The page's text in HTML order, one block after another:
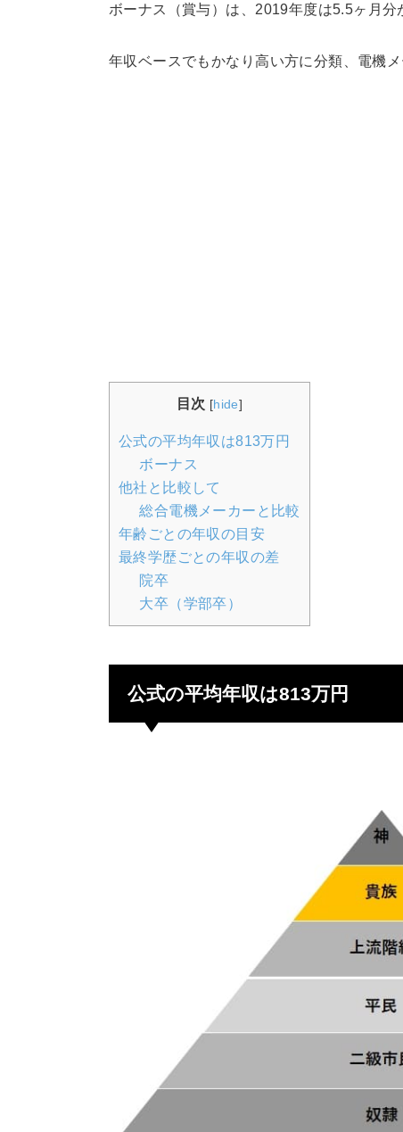
ボーナス（賞与）は、2019年度は5.5ヶ月分
年収ベースでもかなり高い方に分類、電機
目次 [hide]
公式の平均年収は813万円
ボーナス
他社と比較して
総合電機メーカーと比較
年齢ごとの年収の目安
最終学歴ごとの年収の差
院卒
大卒（学部卒）
公式の平均年収は813万円